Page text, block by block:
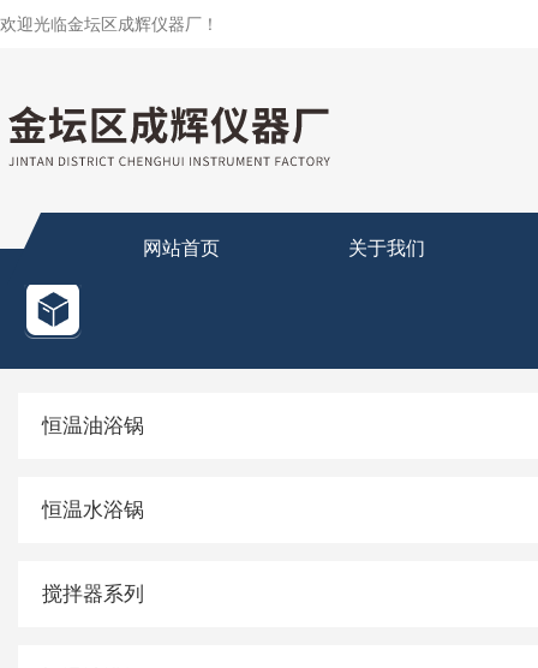
欢迎光临金坛区成辉仪器厂！
网站首页 关于我们
恒温油浴锅
恒温水浴锅
搅拌器系列